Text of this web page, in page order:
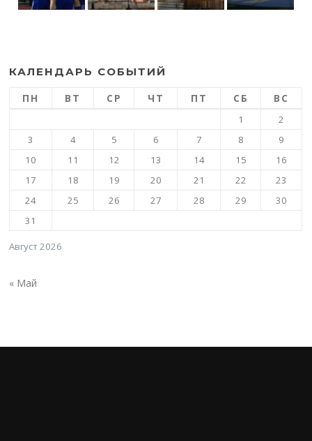
КАЛЕНДАРЬ СОБЫТИЙ
Август 2026
ПН ВТ СР ЧТ ПТ СБ ВС
1
2
3
4 5 6 7 8
9
10
11 12 13 14 15
16
17
18 19 20 21 22
23
24
25 26 27 28 29
30
31
« Май